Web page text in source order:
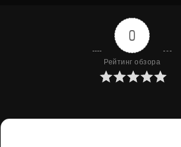
0
Рейтинг обзора